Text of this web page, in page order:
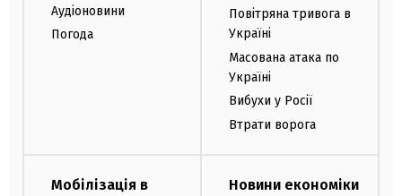
Аудіоновини
Погода
Повітряна тривога в
Україні
Масована атака по
Україні
Вибухи у Росії
Втрати ворога
Мобілізація в
Новини економіки